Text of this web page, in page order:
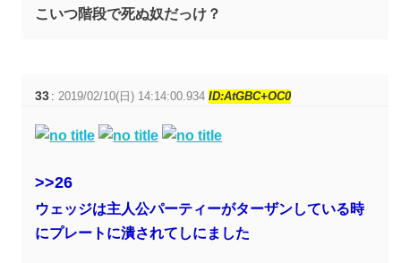
こいつ階段で死ぬ奴だっけ？
33 : 2019/02/10(日) 14:14:00.934ID:AtGBC+OC0
>>26
ウェッジは主人公パーティーがターザンしている時
にプレートに潰されてしにました